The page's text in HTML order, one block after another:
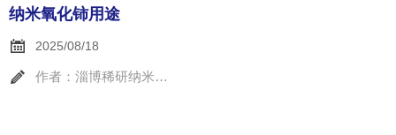
纳米氧化铈用途
 2025/08/18
 作者：淄博稀研纳米材料